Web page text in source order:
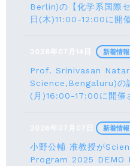
Berlin)の【化学系国際
⽇(⽊)11:00-12:00に開
2026年07月14日
Prof. Srinivasan
Science,Bengaluru)の
(月)16:00-17:00に開催
新着情報
2026年07月07日
小野公輔 准教授が
Program 2025 DEMO
新着情報